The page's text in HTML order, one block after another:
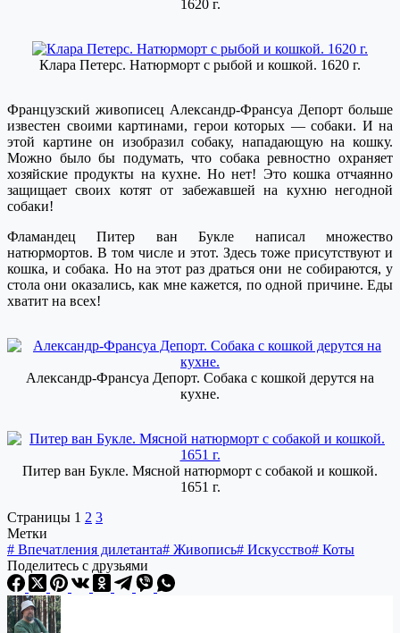
1620 г.
Клара Петерс. Натюрморт с рыбой и кошкой. 1620 г.
Французский живописец Александр-Франсуа Депорт больше
известен своими картинами, герои которых — собаки. И на
этой картине он изобразил собаку, нападающую на кошку.
Можно было бы подумать, что собака ревностно охраняет
хозяйские продукты на кухне. Но нет! Это кошка отчаянно
защищает своих котят от забежавшей на кухню негодной
собаки!
Фламандец Питер ван Букле написал множество
натюрмортов. В том числе и этот. Здесь тоже присутствуют и
кошка, и собака. Но на этот раз драться они не собираются, у
стола они оказались, как мне кажется, по одной причине. Еды
хватит на всех!
Александр-Франсуа Депорт. Собака с кошкой дерутся на
кухне.
Питер ван Букле. Мясной натюрморт с собакой и кошкой.
1651 г.
Страницы 1 2 3
Метки
# Впечатления дилетанта# Живопись# Искусство# Коты
Поделитесь с друзьями